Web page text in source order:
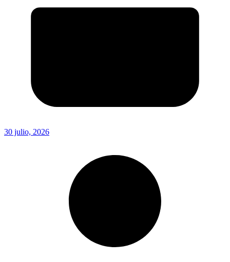
30 julio, 2026